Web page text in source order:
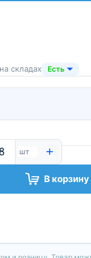
складах Есть
шт +
В корзину